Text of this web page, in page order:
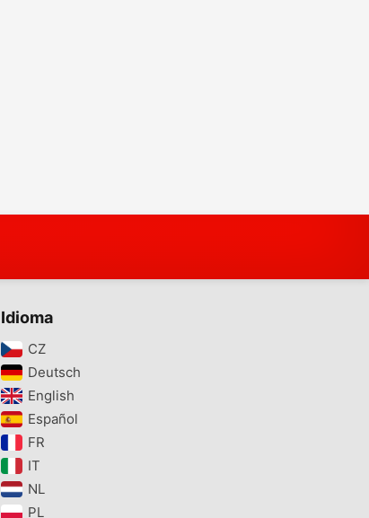
Idioma
CZ‎
Deutsch‎
English‎
Español‎
FR‎
IT‎
NL‎
PL‎